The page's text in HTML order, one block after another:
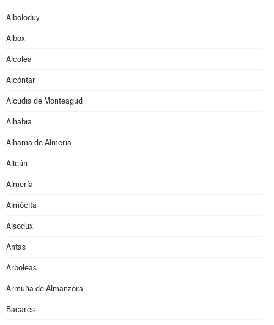
Alboloduy
Albox
Alcolea
Alcóntar
Alcudia de Monteagud
Alhabia
Alhama de Almería
Alicún
Almería
Almócita
Alsodux
Antas
Arboleas
Armuña de Almanzora
Bacares